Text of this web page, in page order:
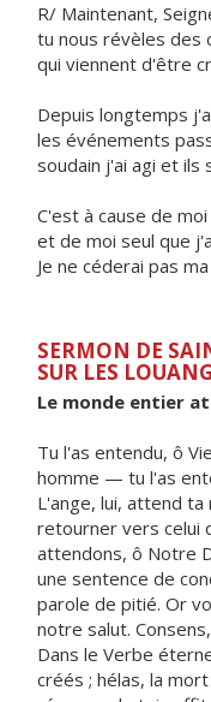
R/ Maintenant,
tu nous révèles des
qui viennent d'être
Depuis longtemps
les événements
soudain j'ai agi et ils
C'est à cause de moi
et de moi seul que
Je ne céderai pas
SERMON DE
SUR LES
Le monde entier
Tu l'as entendu, ô
homme — tu l'as
L'ange, lui, attend
retourner vers celui
attendons, ô Notre
une sentence de
parole de pitié. Or
notre salut.
Dans le Verbe
créés ; hélas, la